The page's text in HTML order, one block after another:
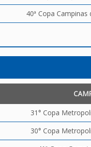
40ª Copa Campinas
31° Copa
30° Copa